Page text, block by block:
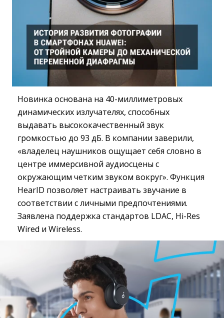
Новинка основана на 40-миллиметровых
динамических излучателях, способных
выдавать высококачественный звук
громкостью до 93 дБ. В компании заверили,
«владелец наушников ощущает себя словно в
центре иммерсивной аудиосцены с
окружающим четким звуком вокруг». Функция
HearID позволяет настраивать звучание в
соответствии с личными предпочтениями.
Заявлена поддержка стандартов LDAC, Hi-Res
Wired и Wireless.